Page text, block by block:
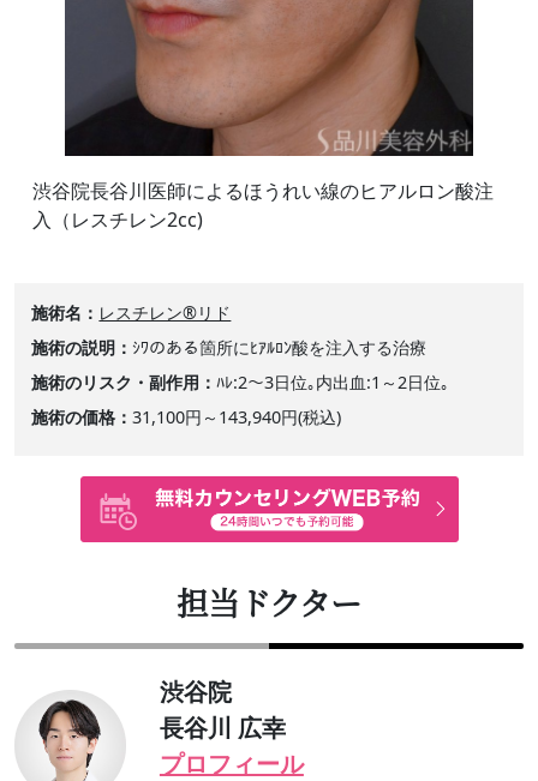
渋谷院長谷川医師によるほうれい線のヒアルロン酸注
入（レスチレン2cc)
施術名
レスチレン®リド
施術の説明
ｼﾜのある箇所にﾋｱﾙﾛﾝ酸を注入する治療
施術のリスク・副作用
ﾊﾚ:2～3日位｡内出血:1～2日位｡
施術の価格
31,100円～143,940円(税込)
担当ドクター
渋谷院
長谷川 広幸
プロフィール